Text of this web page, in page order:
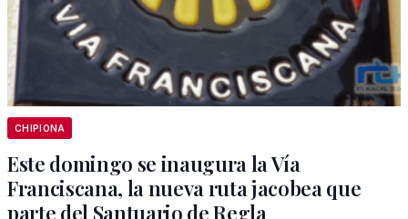
CHIPIONA
Este domingo se inaugura la Vía
Franciscana, la nueva ruta jacobea que
parte del Santuario de Regla